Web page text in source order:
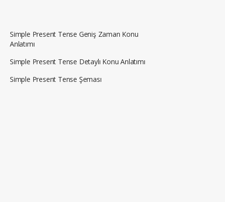
Simple Present Tense Geniş Zaman Konu
Anlatımı
Simple Present Tense Detaylı Konu Anlatımı
Simple Present Tense Şeması